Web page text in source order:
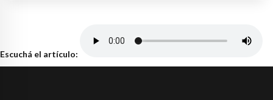
Escuchá el artículo: